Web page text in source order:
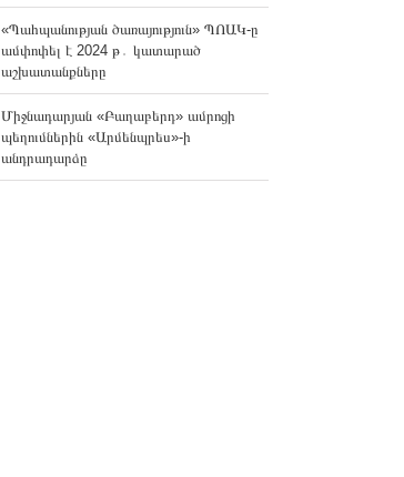
«Պահպանության ծառայություն» ՊՈԱԿ-ը
ամփոփել է 2024 թ․ կատարած
աշխատանքները
Միջնադարյան «Բաղաբերդ» ամրոցի
պեղումներին «Արմենպրես»-ի
անդրադարձը